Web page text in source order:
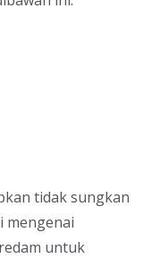
tidak sungkan
mengenai
untuk